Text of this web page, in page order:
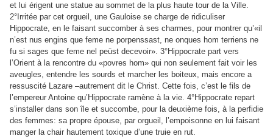
et lui érigent une statue au sommet de la plus haute tour de la Ville.
2°Irritée par cet orgueil, une Gauloise se charge de ridiculiser
Hippocrate, en le faisant succomber à ses charmes, pour montrer qu’«il
n’est nus engins que feme ne porpenssast, ne onques hom terriens ne
fu si sages que feme nel peüst decevoir». 3°Hippocrate part vers
l’Orient à la rencontre du «povres hom» qui non seulement fait voir les
aveugles, entendre les sourds et marcher les boiteux, mais encore a
ressuscité Lazare –autrement dit le Christ. Cette fois, c’est le fils de
l’empereur Antoine qu’Hippocrate ramène à la vie. 4°Hippocrate repart
s’installer dans son île et succombe, pour la deuxième fois, à la perfidie
des femmes: sa propre épouse, par orgueil, l’empoisonne en lui faisant
manger la chair hautement toxique d’une truie en rut.